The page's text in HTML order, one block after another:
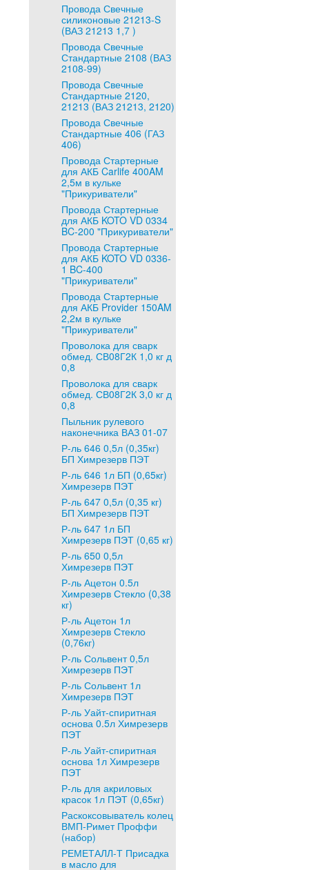
Провода Свечные
силиконовые 21213-S
(ВАЗ 21213 1,7 )
Провода Свечные
Стандартные 2108 (ВАЗ
2108-99)
Провода Свечные
Стандартные 2120,
21213 (ВАЗ 21213, 2120)
Провода Свечные
Стандартные 406 (ГАЗ
406)
Провода Стартерные
для АКБ Carlife 400AM
2,5м в кульке
"Прикуриватели"
Провода Стартерные
для АКБ KOTO VD 0334
BC-200 "Прикуриватели"
Провода Стартерные
для АКБ KOTO VD 0336-
1 BC-400
"Прикуриватели"
Провода Стартерные
для АКБ Provider 150AM
2,2м в кульке
"Прикуриватели"
Проволока для сварк
обмед. СВ08Г2К 1,0 кг д
0,8
Проволока для сварк
обмед. СВ08Г2К 3,0 кг д
0,8
Пыльник рулевого
наконечника ВАЗ 01-07
Р-ль 646 0,5л (0,35кг)
БП Химрезерв ПЭТ
Р-ль 646 1л БП (0,65кг)
Химрезерв ПЭТ
Р-ль 647 0,5л (0,35 кг)
БП Химрезерв ПЭТ
Р-ль 647 1л БП
Химрезерв ПЭТ (0,65 кг)
Р-ль 650 0,5л
Химрезерв ПЭТ
Р-ль Ацетон 0.5л
Химрезерв Стекло (0,38
кг)
Р-ль Ацетон 1л
Химрезерв Стекло
(0,76кг)
Р-ль Сольвент 0,5л
Химрезерв ПЭТ
Р-ль Сольвент 1л
Химрезерв ПЭТ
Р-ль Уайт-спиритная
основа 0.5л Химрезерв
ПЭТ
Р-ль Уайт-спиритная
основа 1л Химрезерв
ПЭТ
Р-ль для акриловых
красок 1л ПЭТ (0,65кг)
Раскоксовыватель колец
ВМП-Римет Проффи
(набор)
РЕМЕТАЛЛ-Т Присадка
в масло для